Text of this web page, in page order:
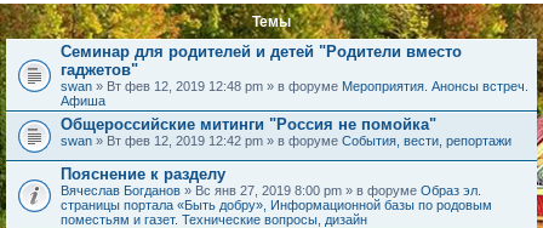
Темы
Семинар для родителей и детей "Родители вместо
гаджетов"
swan » Вт фев 12, 2019 12:48 pm » в форуме Мероприятия. Анонсы встреч.
Афиша
Общероссийские митинги "Россия не помойка"
swan » Вт фев 12, 2019 12:42 pm » в форуме События, вести, репортажи
Пояснение к разделу
Вячеслав Богданов » Вс янв 27, 2019 8:00 pm » в форуме Образ эл.
страницы портала «Быть добру», Информационной базы по родовым
поместьям и газет. Технические вопросы, дизайн